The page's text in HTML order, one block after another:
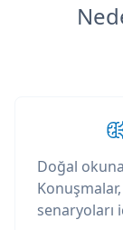
Doğal
senaryoları